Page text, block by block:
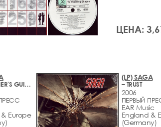
ЦЕНА:
– BEGINNER'S GUIDE TO THROWING SHAPES
Europe
(LP) SAGA
– TRUST
2006
ПЕРВЫЙ
EAR Music
England &
(Germany)